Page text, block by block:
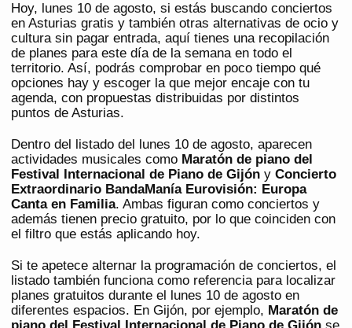
Hoy, lunes 10 de agosto, si estás buscando conciertos
en Asturias gratis y también otras alternativas de ocio y
cultura sin pagar entrada, aquí tienes una recopilación
de planes para este día de la semana en todo el
territorio. Así, podrás comprobar en poco tiempo qué
opciones hay y escoger la que mejor encaje con tu
agenda, con propuestas distribuidas por distintos
puntos de Asturias.
Dentro del listado del lunes 10 de agosto, aparecen
actividades musicales como Maratón de piano del
Festival Internacional de Piano de Gijón y Concierto
Extraordinario BandaManía Eurovisión: Europa
Canta en Familia. Ambas figuran como conciertos y
además tienen precio gratuito, por lo que coinciden con
el filtro que estás aplicando hoy.
Si te apetece alternar la programación de conciertos, el
listado también funciona como referencia para localizar
planes gratuitos durante el lunes 10 de agosto en
diferentes espacios. En Gijón, por ejemplo, Maratón de